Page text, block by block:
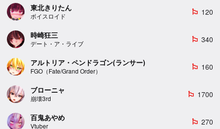
東北きりたん
ボイスロイド
emoji_flags 120
時崎狂三
デート・ア・ライブ
emoji_flags 340
アルトリア・ペンドラゴン(ランサー)
FGO（Fate/Grand Order）
emoji_flags 160
ブローニャ
崩壊3rd
emoji_flags 1700
百鬼あやめ
Vtuber
emoji_flags 270